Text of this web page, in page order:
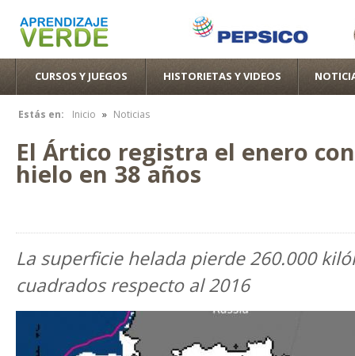
CURSOS Y JUEGOS HISTORIETAS Y VIDEOS
Estás en:
Se encuentra usted aquí
Inicio » Noticias
El Ártico registra el enero
hielo en 38 años
La superficie helada pierde 260.000
cuadrados respecto al 2016